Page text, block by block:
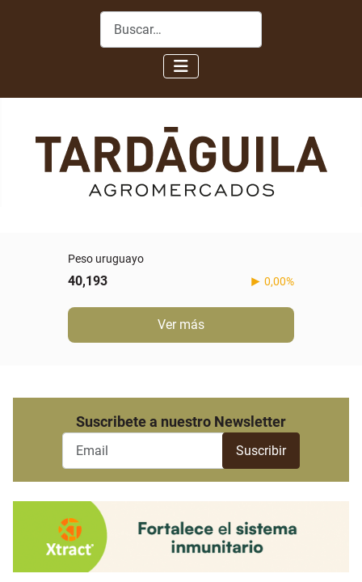
Buscar
Peso uruguayo
40,193 0,00%
Ver más
Suscribete a nuestro Newsletter